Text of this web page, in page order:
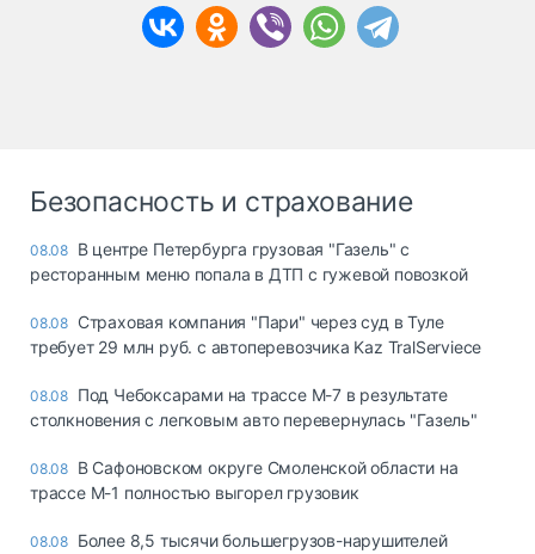
Безопасность и страхование
08.08 В центре Петербурга грузовая "Газель" с
ресторанным меню попала в ДТП с гужевой повозкой
08.08 Страховая компания "Пари" через суд в Туле
требует 29 млн руб. с автоперевозчика Kaz TralServiece
08.08 Под Чебоксарами на трассе М-7 в результате
столкновения с легковым авто перевернулась "Газель"
08.08 В Сафоновском округе Смоленской области на
трассе М-1 полностью выгорел грузовик
08.08 Более 8,5 тысячи большегрузов-нарушителей